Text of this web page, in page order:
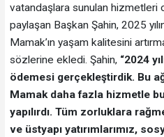
vatandaşlara sunulan hizmetleri
paylaşan Başkan Şahin, 2025
Mamak’ın yaşam kalitesini
sözlerine ekledi. Şahin,“2024
ödemesi gerçekleştirdik. Bu
Mamak daha fazla hizmetle
yapılırdı. Tüm zorluklara
ve üstyapı yatırımlarımız,